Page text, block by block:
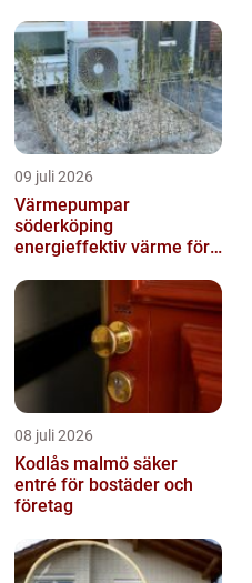
09 juli 2026
Värmepumpar
söderköping
energieffektiv värme för
08 juli 2026
Kodlås malmö säker
entré för bostäder och
företag